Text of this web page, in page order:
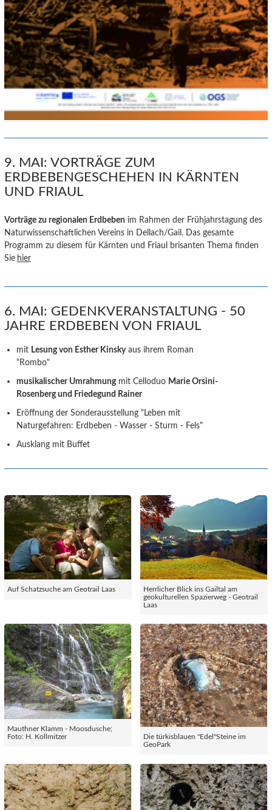
9. MAI: VORTRÄGE ZUM
ERDBEBENGESCHEHEN IN KÄRNTEN
UND FRIAUL
Vorträge zu regionalen Erdbeben im Rahmen der Frühjahrstagung des
Naturwissenschaftlichen Vereins in Dellach/Gail. Das gesamte
Programm zu diesem für Kärnten und Friaul brisanten Thema finden
Sie hier
6. MAI: GEDENKVERANSTALTUNG - 50
JAHRE ERDBEBEN VON FRIAUL
mit Lesung von Esther Kinskyaus ihrem Roman
"Rombo"
musikalischer Umrahmungmit Celloduo Marie Orsini-
Rosenberg und Friedegund Rainer
Eröffnung der Sonderausstellung "Leben mit
Naturgefahren: Erdbeben - Wasser - Sturm - Fels"
Ausklang mit Buffet
Auf Schatzsuche am Geotrail Laas
Herrlicher Blick ins Gailtal am
geokulturellen Spazierweg - Geotrail
Laas
Mauthner Klamm - Moosdusche;
Foto: H. Kollmitzer
Die türkisblauen "Edel"Steine im
GeoPark